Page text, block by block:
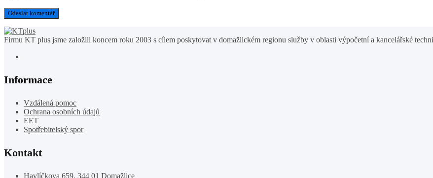
Firmu KT plus jsme založili koncem roku 2003 s cílem poskytovat v domažlickém regionu služby v oblasti výpočetní a kancelářské
Informace
Vzdálená pomoc
Ochrana osobních údajů
EET
Spotřebitelský spor
Kontakt
Havlíčkova 659, 344 01 Domažlice